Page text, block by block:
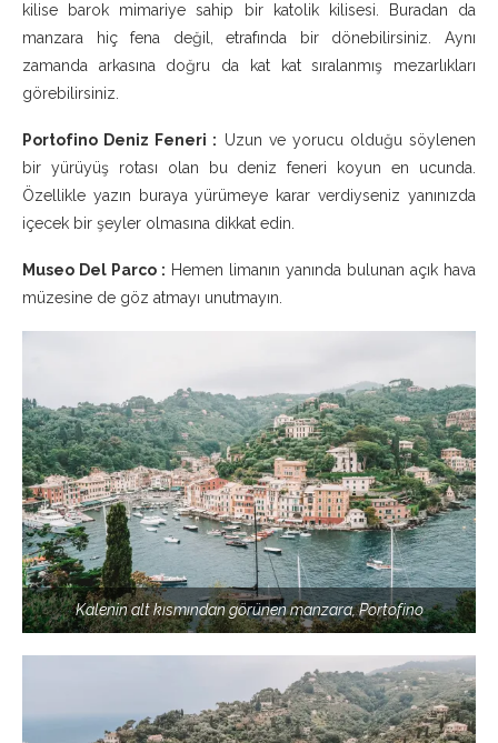
kilise barok mimariye sahip bir katolik kilisesi. Buradan da
manzara hiç fena değil, etrafında bir dönebilirsiniz. Aynı
zamanda arkasına doğru da kat kat sıralanmış mezarlıkları
görebilirsiniz.
Portofino Deniz Feneri : Uzun ve yorucu olduğu söylenen
bir yürüyüş rotası olan bu deniz feneri koyun en ucunda.
Özellikle yazın buraya yürümeye karar verdiyseniz yanınızda
içecek bir şeyler olmasına dikkat edin.
Museo Del Parco : Hemen limanın yanında bulunan açık hava
müzesine de göz atmayı unutmayın.
Kalenin alt kısmından görünen manzara, Portofino